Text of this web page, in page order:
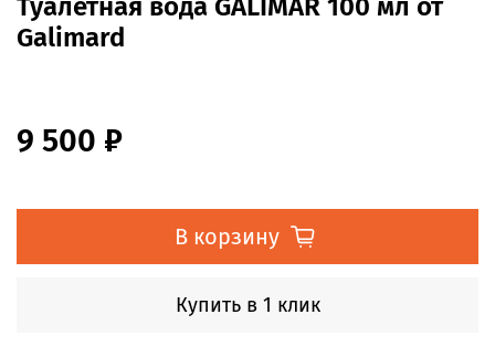
Туалетная вода GALIMAR 100 мл от
Galimard
9 500 ₽
В корзину
Купить в 1 клик